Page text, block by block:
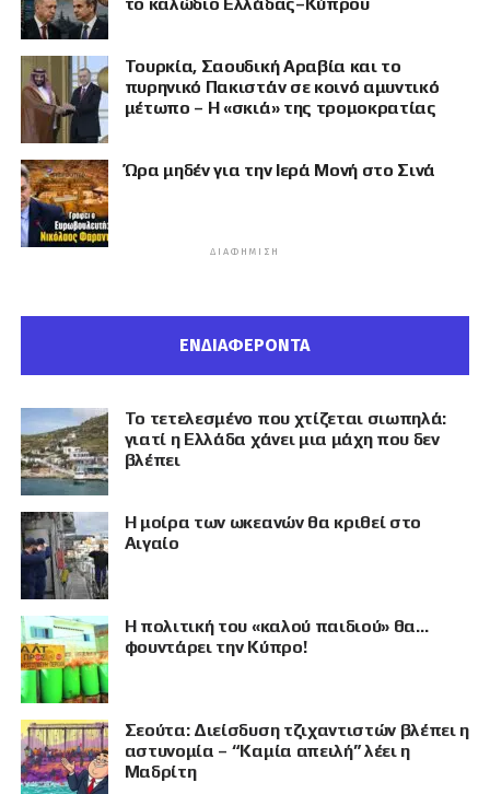
Τουρκία, Σαουδική Αραβία και το
πυρηνικό Πακιστάν σε κοινό αμυντικό
μέτωπο – Η «σκιά» της τρομοκρατίας
Ώρα μηδέν για την Ιερά Μονή στο Σινά
ΔΙΑΦΉΜΙΣΗ
ΕΝΔΙΑΦΕΡΟΝΤΑ
Το τετελεσμένο που χτίζεται σιωπηλά:
γιατί η Ελλάδα χάνει μια μάχη που δεν
βλέπει
Η μοίρα των ωκεανών θα κριθεί στο
Αιγαίο
Η πολιτική του «καλού παιδιού» θα…
φουντάρει την Κύπρο!
Σεούτα: Διείσδυση τζιχαντιστών βλέπει η
αστυνομία – “Καμία απειλή” λέει η
Μαδρίτη